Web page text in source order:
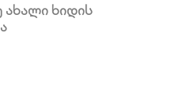
ახალი ხიდის